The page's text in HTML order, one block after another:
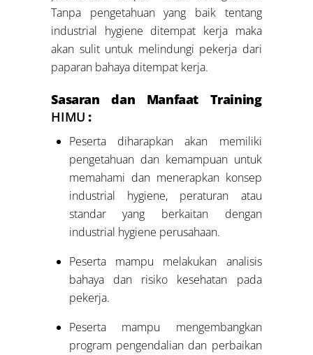
Tanpa pengetahuan yang baik tentang
industrial hygiene ditempat kerja maka
akan sulit untuk melindungi pekerja dari
paparan bahaya ditempat kerja.
Sasaran dan Manfaat Training
HIMU :
Peserta diharapkan akan memiliki
pengetahuan dan kemampuan untuk
memahami dan menerapkan konsep
industrial hygiene, peraturan atau
standar yang berkaitan dengan
industrial hygiene perusahaan.
Peserta mampu melakukan analisis
bahaya dan risiko kesehatan pada
pekerja.
Peserta mampu mengembangkan
program pengendalian dan perbaikan